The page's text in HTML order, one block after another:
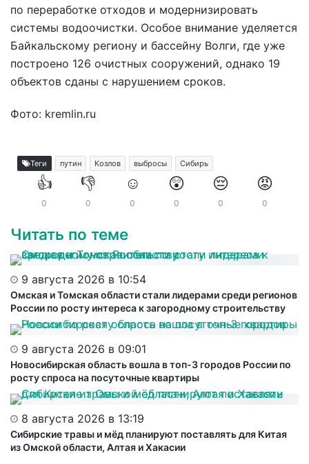
по переработке отходов и модернизировать
системы водоочистки. Особое внимание уделяется
Байкальскому региону и бассейну Волги, где уже
построено 126 очистных сооружений, однако 19
объектов сданы с нарушением сроков.
Фото: kremlin.ru
Теги путин Козлов выбросы Сибирь
👍
0
👎
0
☺️
0
😲
0
😔
0
😡
0
Читать по теме
9 августа 2026 в 10:54
Омская и Томская области стали лидерами среди регионов
России по росту интереса к загородному строительству
9 августа 2026 в 09:01
Новосибирская область вошла в топ-3 городов России по
росту спроса на посуточные квартиры
8 августа 2026 в 13:19
Сибирские травы и мёд планируют поставлять для Китая
из Омской области, Алтая и Хакасии